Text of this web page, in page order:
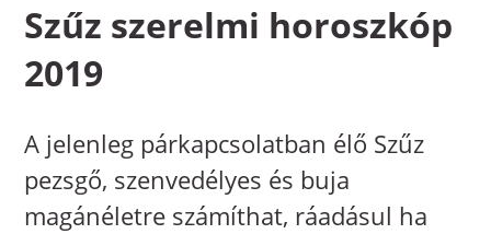
Szűz szerelmi horoszkóp
2019
A jelenleg párkapcsolatban élő Szűz
pezsgő, szenvedélyes és buja
magánéletre számíthat, ráadásul ha